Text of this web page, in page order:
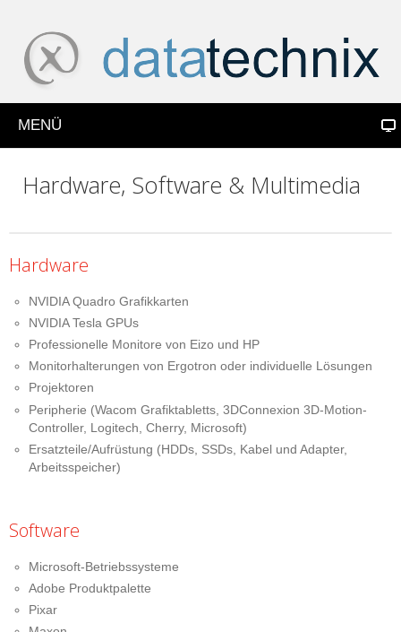
MENÜ
Hardware, Software & Multimedia
Hardware
NVIDIA Quadro Grafikkarten
NVIDIA Tesla GPUs
Professionelle Monitore von Eizo und HP
Monitorhalterungen von Ergotron oder individuelle Lösungen
Projektoren
Peripherie (Wacom Grafiktabletts, 3DConnexion 3D-Motion-
Controller, Logitech, Cherry, Microsoft)
Ersatzteile/Aufrüstung (HDDs, SSDs, Kabel und Adapter,
Arbeitsspeicher)
Software
Microsoft-Betriebssysteme
Adobe Produktpalette
Pixar